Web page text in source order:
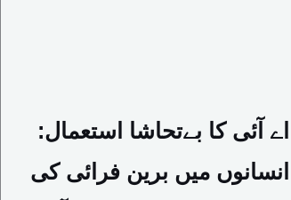
اے آئی کا بےتحاشا استعمال:
انسانوں میں برین فرائی کی